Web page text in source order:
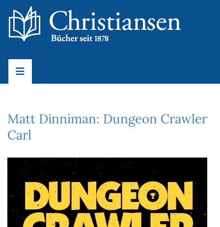
Matt Dinniman: Dungeon Crawler
Carl